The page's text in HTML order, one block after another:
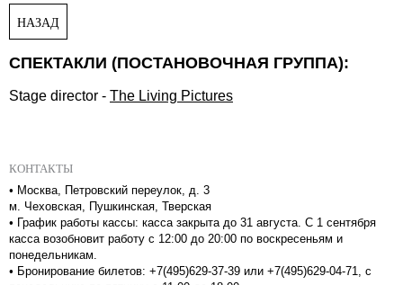
НАЗАД
СПЕКТАКЛИ (ПОСТАНОВОЧНАЯ ГРУППА):
Stage director - The Living Pictures
КОНТАКТЫ
• Москва, Петровский переулок, д. 3
м. Чеховская, Пушкинская, Тверская
• График работы кассы: касса закрыта до 31 августа. С 1 сентября
касса возобновит работу с 12:00 до 20:00 по воскресеньям и
понедельникам.
• Бронирование билетов: +7(495)629-37-39 или +7(495)629-04-71, с